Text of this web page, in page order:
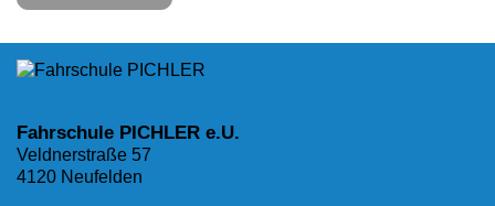
Fahrschule PICHLER e.U.
Veldnerstraße 57
4120 Neufelden